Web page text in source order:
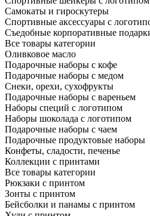
Самокаты и гироскутеры
Спортивные аксессуары с
Съедобные корпоративные
Все товары категории
Оливковое масло
Подарочные наборы с кофе
Подарочные наборы с медом
Снеки, орехи, сухофрукты
Подарочные наборы с вареньем
Наборы специй с логотипом
Наборы шоколада с логотипом
Подарочные наборы с чаем
Подарочные продуктовые наборы
Конфеты, сладости, печенье
Коллекции с принтами
Все товары категории
Рюкзаки с принтом
Зонты с принтом
Бейсболки и панамы с принтом